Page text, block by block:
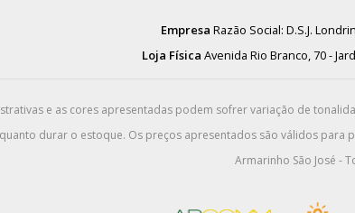
Empresa Razão Social: D.S.J.
Loja Física Avenida Rio Branco, 70 -
e as cores apresentadas podem sofrer variação de
durar o estoque. Os preços apresentados são válidos
Armarinho São José -